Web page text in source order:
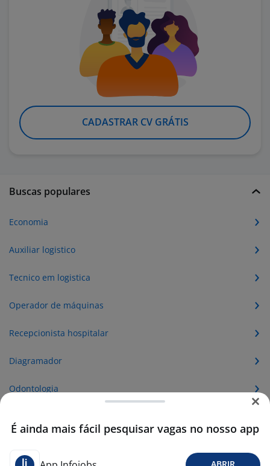
CADASTRAR CV GRÁTIS
Buscas populares
Economia
Auxiliar logistico
Tecnico em logistica
Operador de máquinas
Recepcionista hospitalar
Diagramador
Odontologia
É ainda mais fácil pesquisar vagas no nosso app